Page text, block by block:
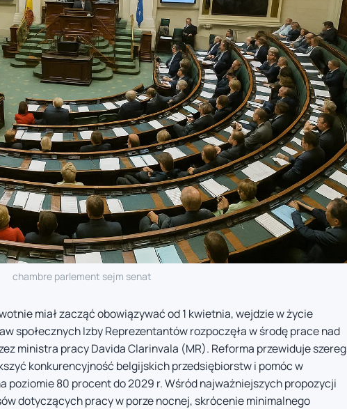
chambre parlement sejm senat
miał zacząć obowiązywać od 1 kwietnia, wejdzie w życie
społecznych Izby Reprezentantów rozpoczęła w środę prace nad
ministra pracy Davida Clarinvala (MR). Reforma przewiduje szereg
konkurencyjność belgijskich przedsiębiorstw i pomóc w
poziomie 80 procent do 2029 r. Wśród najważniejszych propozycji
dotyczących pracy w porze nocnej, skrócenie minimalnego